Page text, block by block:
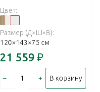
Цвет:
Размер (Д×Ш×В):
120×143×75 см
21 559 ₽
– + В корзину